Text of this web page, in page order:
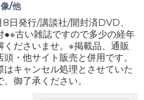
/他
日発行/講談社/開封済DVD、
●※古い雑誌ですので多少の経年
くださいませ。※掲載品、通販
・他サイト販売と併用です。
はキャンセル処理とさせていた
御了承ください。